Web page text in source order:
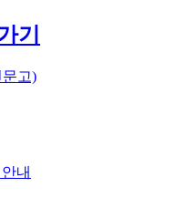
기
고)
내